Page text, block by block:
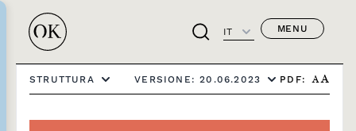
IT MENU
STRUTTURA VERSIONE: 20.06.2023 PDF: A A